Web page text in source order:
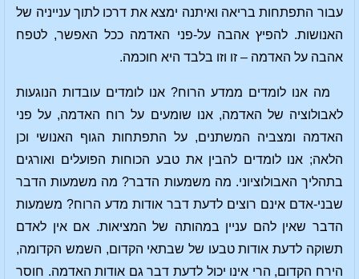
עבור התפתחות בריאה ואיתנה ימצא את דרכו לתוך ענייניה של
האנושות. להפיץ אהבה על-פני האדמה ככל האפשר, לטפח
אהבה על האדמה – זו וזו בלבד היא חוכמה.
מה אנו לומדים ממדע הרוח? אנו לומדים עובדות הנוגעות
לאבולוציה של האדמה, אנו שומעים על רוח האדמה, על פני
האדמה ומצביה המשתנים, על התפתחות הגוף האנושי וכן
הלאה; אנו לומדים להבין את טבע הכוחות הפועלים ואורגים
בתהליך האבולוציוני. מה משמעות הדבר? מה משמעות הדבר
שבני-אדם אינם רוצים לדעת דבר אודות מדע הרוח? משמעות
הדבר שאין להם עניין במהותה של המציאות. אם אין לאדם
תשוקה לדעת אודות טבעו של שבתאי הקדום, השמש הקדומה,
הירח הקדום, הרי אינו יכול לדעת דבר גם אודות האדמה. חוסר